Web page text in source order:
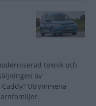
teknik och
av
Utrymmena